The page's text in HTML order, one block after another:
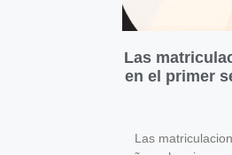
Las
en el primer
Las